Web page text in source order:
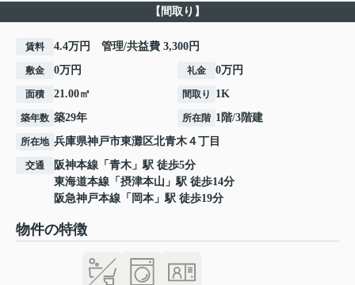
【間取り】
賃料 4.4万円 管理/共益費 3,300円
敷金 0万円 礼金 0万円
面積 21.00㎡ 間取り 1K
築年数 築29年 所在階 1階/3階建
所在地 兵庫県神戸市東灘区北青木 ４丁目
交通 阪神本線 「 青木 」駅 徒歩5分
東海道本線 「 摂津本山 」駅 徒歩14分
阪急神戸本線 「 岡本 」駅 徒歩19分
物件の特徴